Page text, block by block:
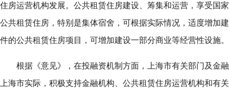
住房运营机构发展。公共租赁住房建设、筹集和运营，享受国
公共租赁住房，特别是集体宿舍，可根据实际情况，适度增加
件的公共租赁住房项目，可增加建设一部分商业等经营性设施。
根据《意见》，在投融资机制方面，上海市有关部门及金
上海市实际，积极支持金融机构、公共租赁住房运营机构和有